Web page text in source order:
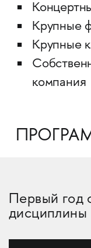
Крупные
Крупные
компания
Первый год
дисциплины